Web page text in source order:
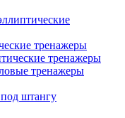
тренажеры
тренажеры
тренажеры
штангу